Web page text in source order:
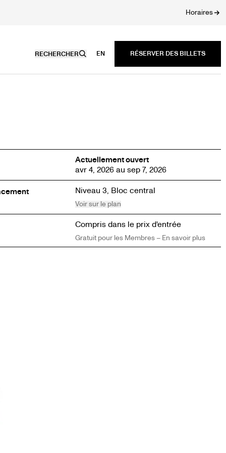
Horaires
RECHERCHER EN
Actuellement ouvert
avr 4, 2026 au sep 7, 2026
Niveau 3, Bloc central
Voir sur le plan
Compris dans le prix d'entrée
Gratuit pour les Membres – En savoir plus